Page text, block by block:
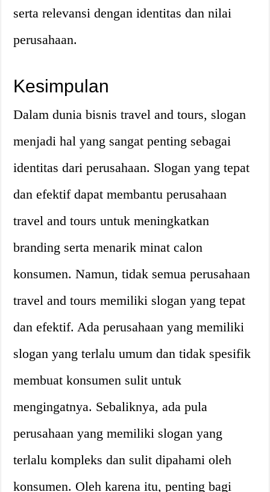
serta relevansi dengan identitas dan nilai
perusahaan.
Kesimpulan
Dalam dunia bisnis travel and tours, slogan
menjadi hal yang sangat penting sebagai
identitas dari perusahaan. Slogan yang tepat
dan efektif dapat membantu perusahaan
travel and tours untuk meningkatkan
branding serta menarik minat calon
konsumen. Namun, tidak semua perusahaan
travel and tours memiliki slogan yang tepat
dan efektif. Ada perusahaan yang memiliki
slogan yang terlalu umum dan tidak spesifik
membuat konsumen sulit untuk
mengingatnya. Sebaliknya, ada pula
perusahaan yang memiliki slogan yang
terlalu kompleks dan sulit dipahami oleh
konsumen. Oleh karena itu, penting bagi